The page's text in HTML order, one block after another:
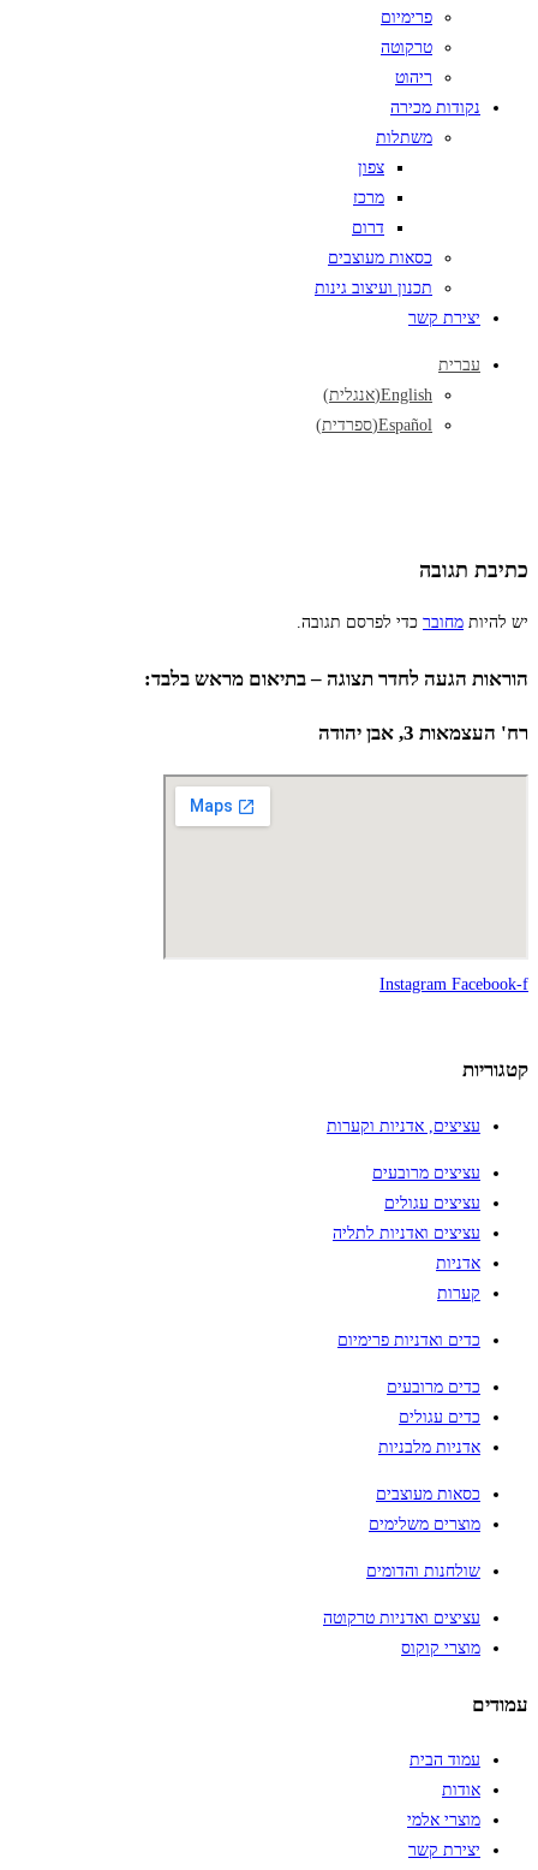
פרימיום
טרקוטה
ריהוט
נקודות מכירה
משתלות
צפון
מרכז
דרום
כסאות מעוצבים
תכנון ועיצוב גינות
יצירת קשר
עברית
English
(אנגלית)
Español
(ספרדית)
כתיבת תגובה
יש להיות מחובר כדי לפרסם תגובה.
הוראות הגעה לחדר תצוגה – בתיאום מראש בלבד:
רח' העצמאות 3, אבן יהודה
Instagram Facebook-f
קטגוריות
עציצים, אדניות וקערות
עציצים מרובעים
עציצים עגולים
עציצים ואדניות לתליה
אדניות
קערות
כדים ואדניות פרימיום
כדים מרובעים
כדים עגולים
אדניות מלבניות
כסאות מעוצבים
מוצרים משלימים
שולחנות והדומים
עציצים ואדניות טרקוטה
מוצרי קוקוס
עמודים
עמוד הבית
אודות
מוצרי אלמי
יצירת קשר